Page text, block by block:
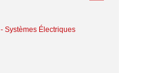
Systèmes Électriques